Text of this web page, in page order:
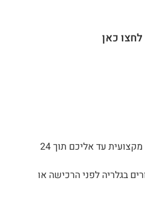
לחצו כאן
ניתן להזמין משלוח + תלייה מקצועית עד אליכם תוך 24
בגלריה לפני הרכישה או